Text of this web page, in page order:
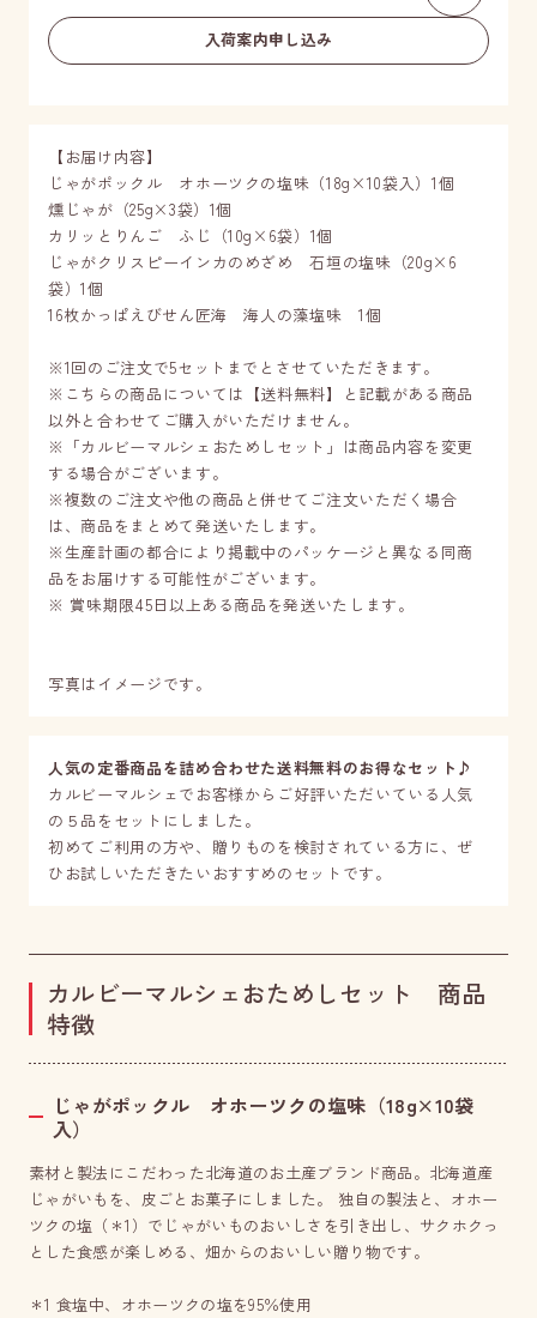
入荷案内申し込み
【お届け内容】
じゃがポックル オホーツクの塩味（18g×10袋入）1個
燻じゃが（25g×3袋）1個
カリッとりんご ふじ（10g×6袋）1個
じゃがクリスピーインカのめざめ 石垣の塩味（20g×6
袋）1個
16枚かっぱえびせん匠海 海人の藻塩味 1個
※1回のご注文で5セットまでとさせていただきます。
※こちらの商品については【送料無料】と記載がある商品
以外と合わせてご購入がいただけません。
※「カルビーマルシェおためしセット」は商品内容を変更
する場合がございます。
※複数のご注文や他の商品と併せてご注文いただく場合
は、商品をまとめて発送いたします。
※生産計画の都合により掲載中のパッケージと異なる同商
品をお届けする可能性がございます。
※ 賞味期限45日以上ある商品を発送いたします。
写真はイメージです。
人気の定番商品を詰め合わせた送料無料のお得なセット♪
カルビーマルシェでお客様からご好評いただいている人気
の５品をセットにしました。
初めてご利用の方や、贈りものを検討されている方に、ぜ
ひお試しいただきたいおすすめのセットです。
カルビーマルシェおためしセット 商品
特徴
じゃがポックル オホーツクの塩味（18g×10袋
入）
素材と製法にこだわった北海道のお土産ブランド商品。北海道産
じゃがいもを、皮ごとお菓子にしました。 独自の製法と、オホー
ツクの塩（＊1）でじゃがいものおいしさを引き出し、サクホクっ
とした食感が楽しめる、畑からのおいしい贈り物です。
＊1 食塩中、オホーツクの塩を95％使用